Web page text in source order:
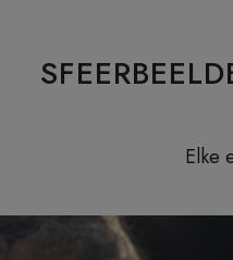
Elke